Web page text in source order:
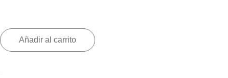
Añadir al carrito